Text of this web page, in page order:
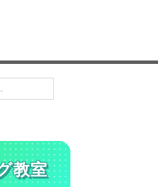
教室